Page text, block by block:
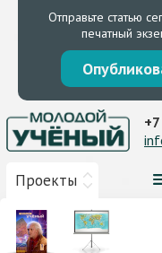
Отправьте статью
печатный
Проекты